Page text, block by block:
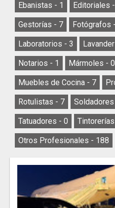
Ebanistas - 1 Editoriales -
Gestorías - 7 Fotógrafos -
Laboratorios - 3
Notarios - 1 Mármoles - 0
Muebles de Cocina - 7
Rotulistas - 7
Tatuadores - 0
Otros Profesionales - 188